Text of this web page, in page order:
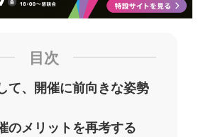
目次
て、開催に前向きな姿勢
のメリットを再考する